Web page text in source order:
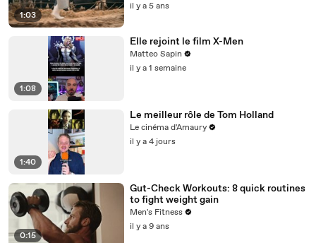
1:03
il y a 5 ans
1:08
Elle rejoint le film X-Men
Matteo Sapin
il y a 1 semaine
1:40
Le meilleur rôle de Tom Holland
Le cinéma d'Amaury
il y a 4 jours
0:15
Gut-Check Workouts: 8 quick routines
to fight weight gain
Men's Fitness
il y a 9 ans